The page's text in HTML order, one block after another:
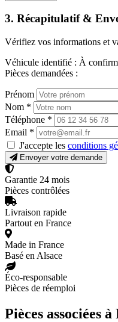
3. Récapitulatif &
Vérifiez vos informations et
Véhicule identifié : À
Pièces demandées :
Prénom
Nom *
Téléphone *
Email *
J'accepte les conditions
Envoyer votre demande
Garantie 24 mois
Pièces contrôlées
Livraison rapide
Partout en France
Made in France
Basé en Alsace
Éco-responsable
Pièces de réemploi
Pièces associées